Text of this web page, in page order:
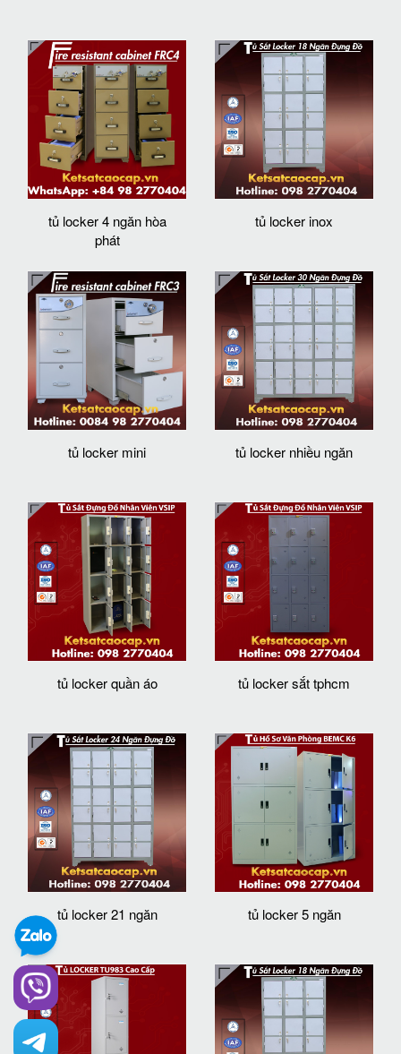
tủ locker 4 ngăn hòa
phát
tủ locker inox
tủ locker mini tủ locker nhiều ngăn
tủ locker quần áo tủ locker sắt tphcm
tủ locker 21 ngăn tủ locker 5 ngăn